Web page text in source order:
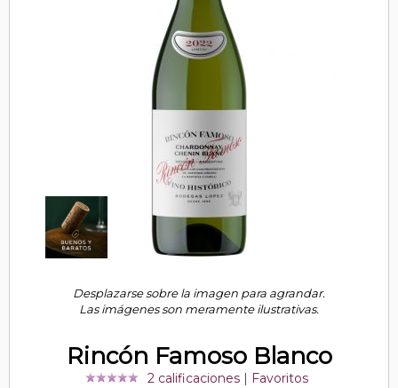
Desplazarse sobre la imagen para agrandar.
Las imágenes son meramente ilustrativas.
Rincón Famoso Blanco
2 calificaciones| Favoritos